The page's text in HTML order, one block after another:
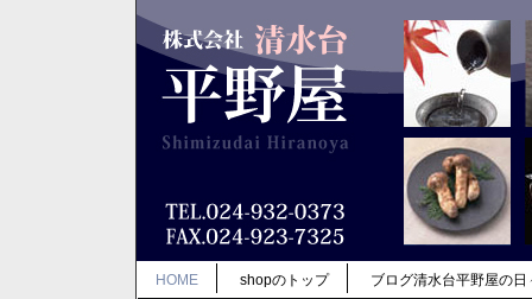
HOME shopのトップ ブログ清水台平野屋の日